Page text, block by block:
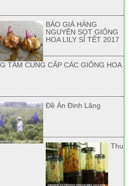
BÁO GIÁ HÀNG
NGUYÊN SỌT GIỐNG
HOA LILY SỈ TẾT 2017
TÂM CUNG CẤP CÁC GIỐNG HOA
Đề Án Đinh Lăng
Thu